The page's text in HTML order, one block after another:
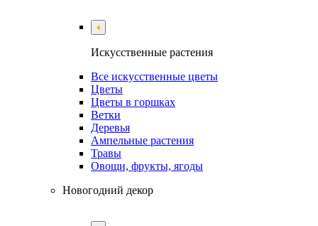
Искусственные растения
Все искусственные цветы
Цветы
Цветы в горшках
Ветки
Деревья
Ампельные растения
Травы
Овощи, фрукты, ягоды
Новогодний декор